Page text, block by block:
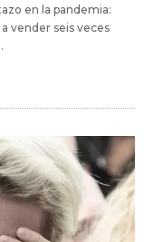
en la pandemia:
vender seis veces